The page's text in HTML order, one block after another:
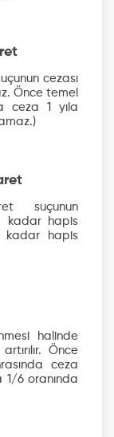
cezası
Önce temel
ceza 1 yıla
suçunun
kadar hapis
kadar hapis
halinde
Önce
ceza
1/6 oranında